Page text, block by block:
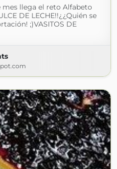
mes llega el reto Alfabeto
DE LECHE!!¿¿Quién se
;)VASITOS DE